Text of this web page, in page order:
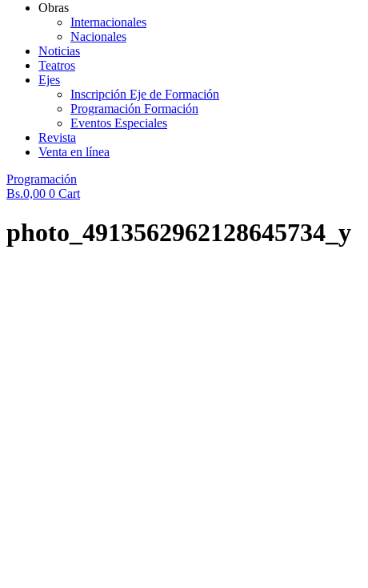
Obras
Internacionales
Nacionales
Noticias
Teatros
Ejes
Inscripción Eje de Formación
Programación Formación
Eventos Especiales
Revista
Venta en línea
Programación
Bs.0,00 0 Cart
photo_4913562962128645734_y